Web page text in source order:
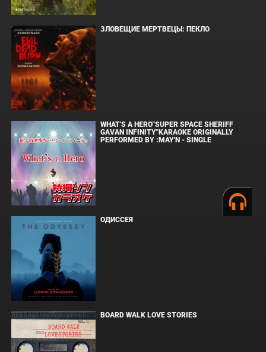
ЗЛОВЕЩИЕ МЕРТВЕЦЫ: ПЕКЛО
WHAT'S A HERO"SUPER SPACE SHERIFF
GAVAN INFINITY"KARAOKE ORIGINALLY
PERFORMED BY :MAY'N - SINGLE
ОДИССЕЯ
BOARD WALK LOVE STORIES